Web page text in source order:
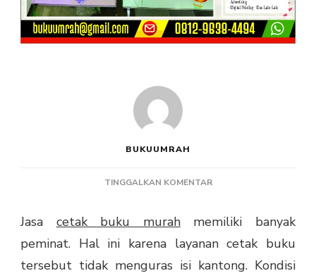
BUKUUMRAH
TINGGALKAN KOMENTARPADA
MURAH
KUALITAS
PROSES
Jasa cetak buku murahmemiliki banyak
peminat. Hal ini karena layanan cetak buku
tersebut tidak menguras isi kantong. Kondisi